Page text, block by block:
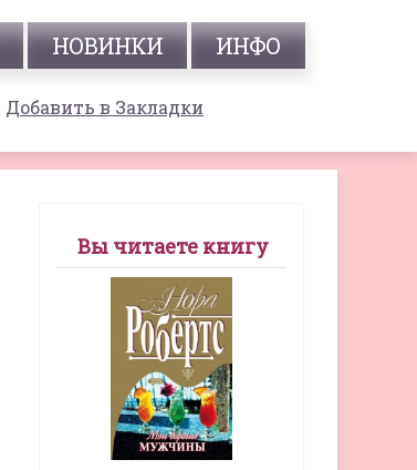
НОВИНКИ ИНФО
Добавить в Закладки
Вы читаете книгу